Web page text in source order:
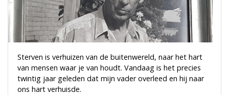
Sterven is verhuizen van de buitenwereld, naar het hart
van mensen waar je van houdt. Vandaag is het precies
twintig jaar geleden dat mijn vader overleed en hij naar
ons hart verhuisde.